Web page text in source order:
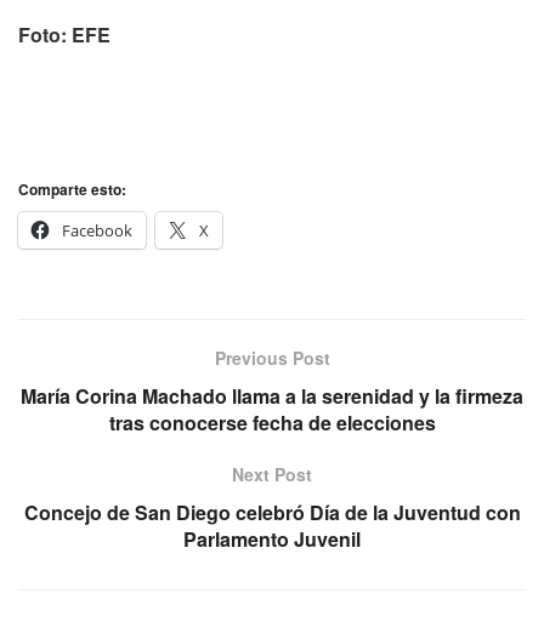
Foto: EFE
Comparte esto:
Facebook
X
Previous Post
María Corina Machado llama a la serenidad y la firmeza
tras conocerse fecha de elecciones
Next Post
Concejo de San Diego celebró Día de la Juventud con
Parlamento Juvenil